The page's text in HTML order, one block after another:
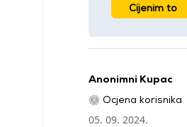
Cijenim to
Anonimni Kupac
Ocjena korisnika
05. 09. 2024.